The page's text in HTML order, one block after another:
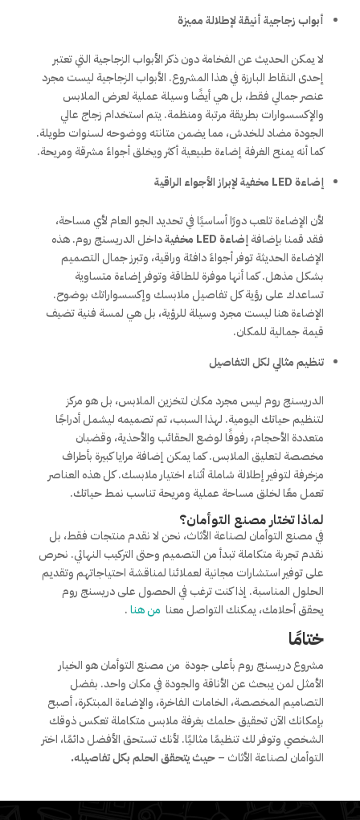
أبواب زجاجية أنيقة لإطلالة مميزة
لا يمكن الحديث عن الفخامة دون ذكر الأبواب الزجاجية التي تعتبر
إحدى النقاط البارزة في هذا المشروع. الأبواب الزجاجية ليست مجرد
عنصر جمالي فقط، بل هي أيضًا وسيلة عملية لعرض الملابس
والإكسسوارات بطريقة مرتبة ومنظمة. يتم استخدام زجاج عالي
الجودة مضاد للخدش، مما يضمن متانته ووضوحه لسنوات طويلة.
كما أنه يمنح الغرفة إضاءة طبيعية أكثر ويخلق أجواءً مشرقة ومريحة.
إضاءة LED مخفية لإبراز الأجواء الراقية
لأن الإضاءة تلعب دورًا أساسيًا في تحديد الجو العام لأي مساحة،
فقد قمنا بإضافةإضاءة LED مخفية
داخل الدريسنج روم. هذه
الإضاءة الحديثة توفر أجواءً دافئة وراقية، وتبرز جمال التصميم
بشكل مذهل. كما أنها موفرة للطاقة وتوفر إضاءة متساوية
تساعدك على رؤية كل تفاصيل ملابسك وإكسسواراتك بوضوح.
الإضاءة هنا ليست مجرد وسيلة للرؤية، بل هي لمسة فنية تضيف
قيمة جمالية للمكان.
تنظيم مثالي لكل التفاصيل
الدريسنج روم ليس مجرد مكان لتخزين الملابس، بل هو مركز
لتنظيم حياتك اليومية. لهذا السبب، تم تصميمه ليشمل أدراجًا
متعددة الأحجام، رفوفًا لوضع الحقائب والأحذية، وقضبان
مخصصة لتعليق الملابس. كما يمكن إضافة مرايا كبيرة بأطراف
مزخرفة لتوفير إطلالة شاملة أثناء اختيار ملابسك. كل هذه العناصر
تعمل معًا لخلق مساحة عملية ومريحة تناسب نمط حياتك.
لماذا تختارمصنع التوأمان؟
في مصنع التوأمان لصناعة الأثاث، نحن لا نقدم منتجات فقط، بل
نقدم تجربة متكاملة تبدأ من التصميم وحتى التركيب النهائي. نحرص
على توفير استشارات مجانية لعملائنا لمناقشة احتياجاتهم وتقديم
الحلول المناسبة. إذا كنت ترغب في الحصول على دريسنج روم
يحقق أحلامك، يمكنك التواصل معنا من هنا.
ختامًا
مشروع دريسنج روم بأعلى جودة من مصنع التوأمان هو الخيار
الأمثل لمن يبحث عن الأناقة والجودة في مكان واحد. بفضل
التصاميم المخصصة، الخامات الفاخرة، والإضاءة المبتكرة، أصبح
بإمكانك الآن تحقيق حلمك بغرفة ملابس متكاملة تعكس ذوقك
الشخصي وتوفر لك تنظيمًا مثاليًا. لأنك تستحق الأفضل دائمًا، اختر
التوأمان لصناعة الأثاث –حيث يتحقق الحلم بكل تفاصيله.